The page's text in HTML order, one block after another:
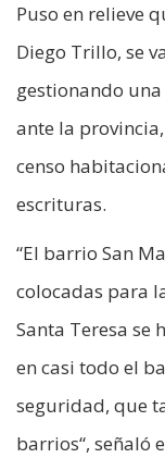
Puso en relieve
Diego Trillo, se
gestionando
ante la provincia,
censo
escrituras.
“El barrio San
colocadas para
Santa Teresa se
en casi todo el
seguridad, que
barrios“, señaló